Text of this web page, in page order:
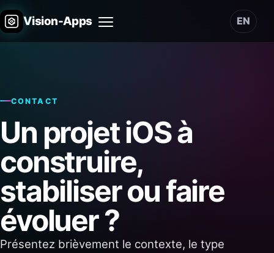
Vision-Apps EN
CONTACT
Un projet iOS à
construire,
stabiliser ou faire
évoluer ?
Présentez brièvement le contexte, le type